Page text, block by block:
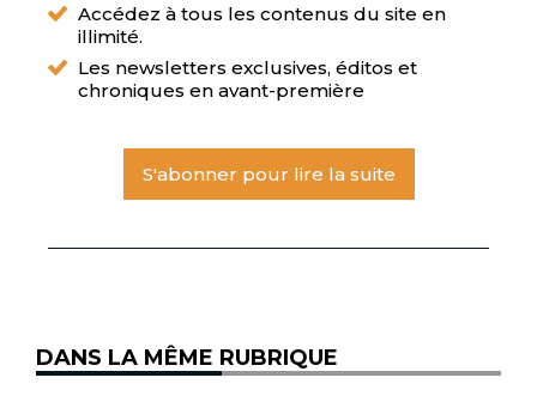
Accédez à tous les contenus du site en
illimité.
Les newsletters exclusives, éditos et
chroniques en avant-première
S'abonner pour lire la suite
DANS LA MÊME RUBRIQUE